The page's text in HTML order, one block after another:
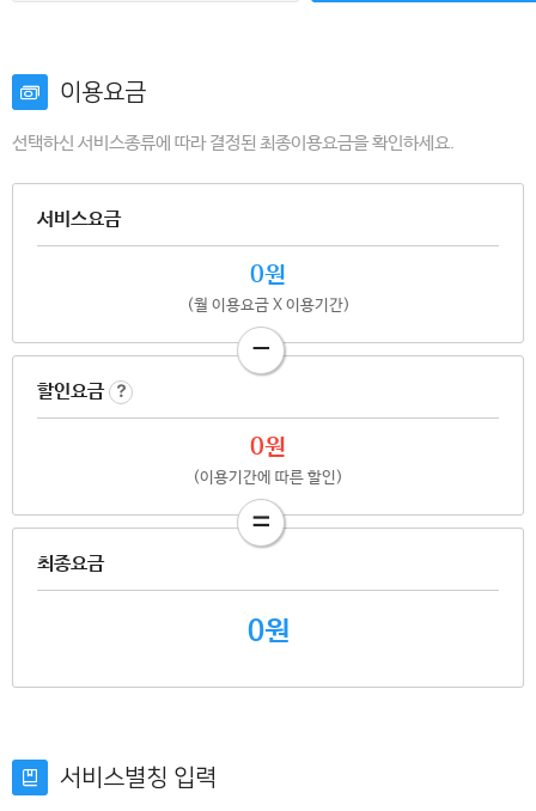
이용요금
선택하신 서비스종류에 따라 결정된 최종이용요금을 확인하세요.
서비스요금
0원
(월 이용요금 X 이용기간)
-
할인요금
0원
(이용기간에 따른 할인)
=
최종요금
0원
서비스별칭 입력